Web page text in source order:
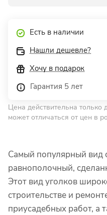
Есть в наличии
Нашли дешевле?
Хочу в подарок
Гарантия 5 лет
Цена действительна только
может отличаться от цен в
Самый популярный вид
равнополочный,
Этот вид уголков
строительстве и
приусадебных работ, а